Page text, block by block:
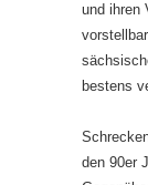
und ihren
bestens
den 90er